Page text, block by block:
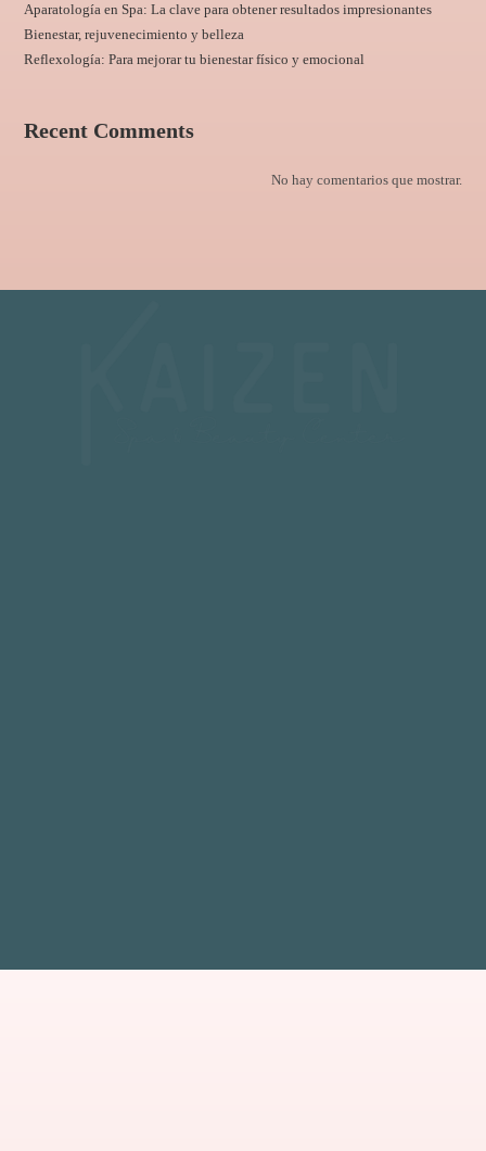
Aparatología en Spa: La clave para obtener resultados impresionantes
Bienestar, rejuvenecimiento y belleza
Reflexología: Para mejorar tu bienestar físico y emocional
Recent Comments
No hay comentarios que mostrar.